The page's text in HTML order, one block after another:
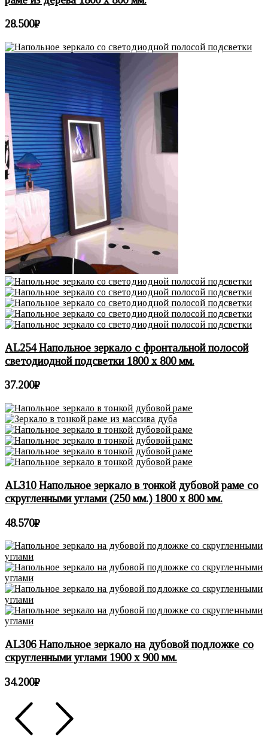
28.500₽
AL254 Напольное зеркало с фронтальной полосой
светодиодной подсветки 1800 х 800 мм.
37.200₽
AL310 Напольное зеркало в тонкой дубовой раме со
скругленными углами (250 мм.) 1800 х 800 мм.
48.570₽
AL306 Напольное зеркало на дубовой подложке со
скругленными углами 1900 х 900 мм.
34.200₽